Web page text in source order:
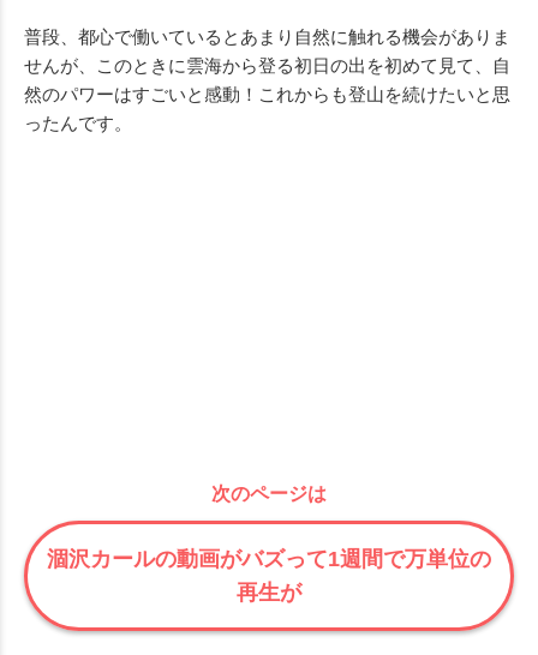
普段、都心で働いているとあまり自然に触れる機会がありま
せんが、このときに雲海から登る初日の出を初めて見て、自
然のパワーはすごいと感動！これからも登山を続けたいと思
ったんです。
次のページは
涸沢カールの動画がバズって1週間で万単位の
再生が